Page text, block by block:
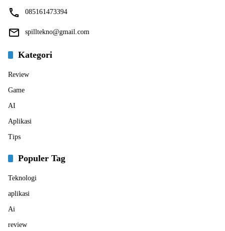
085161473394
spilltekno@gmail.com
Kategori
Review
Game
AI
Aplikasi
Tips
Populer Tag
Teknologi
aplikasi
Ai
review